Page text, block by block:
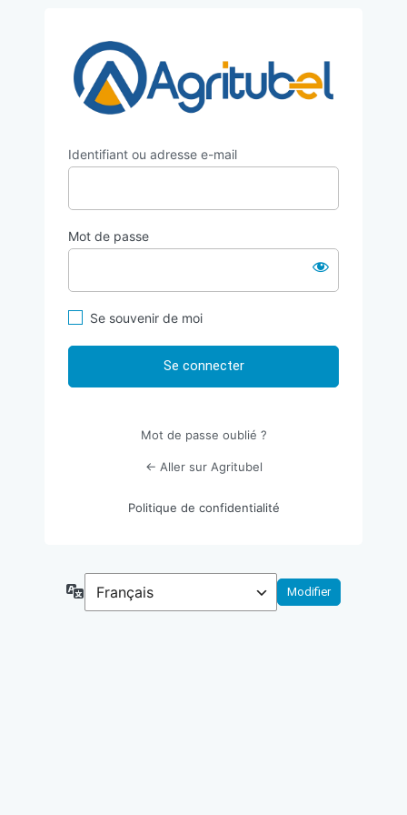
connecter
Identifiant ou adresse e-mail
Mot de passe
Se souvenir de moi
Mot de passe oublié ?
← Aller sur Agritubel
Politique de confidentialité
Langue